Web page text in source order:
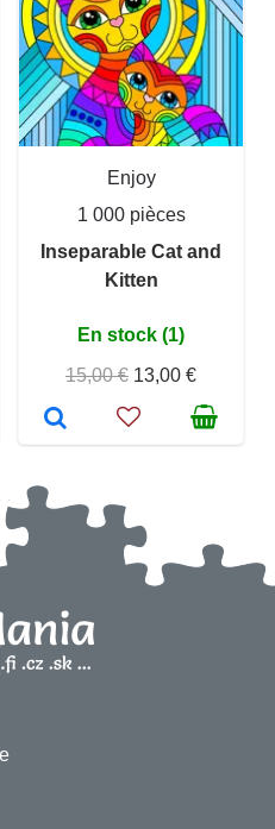
Enjoy
1 000 pièces
Inseparable Cat and
Kitten
En stock (1)
15,00 € 13,00 €